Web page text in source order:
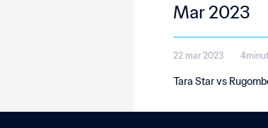
Mar 2023
22 mar 2023
Tara Star vs